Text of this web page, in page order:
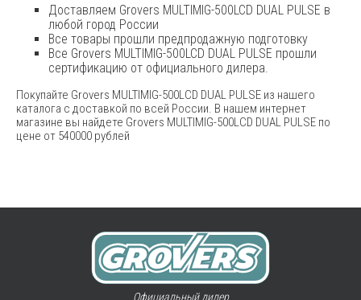
Доставляем Grovers MULTIMIG-500LCD DUAL PULSE в
любой город России
Все товары прошли предпродажную подготовку
Все Grovers MULTIMIG-500LCD DUAL PULSE прошли
сертификацию от официального дилера.
Покупайте Grovers MULTIMIG-500LCD DUAL PULSE из нашего
каталога с доставкой по всей России. В нашем интернет
магазине вы найдете Grovers MULTIMIG-500LCD DUAL PULSE по
цене от 540000 рублей
Официальный дилер